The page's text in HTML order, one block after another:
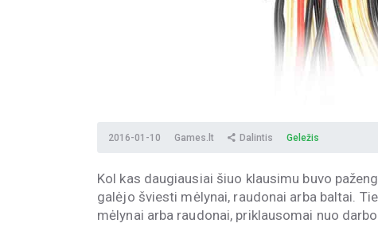
2016-01-10 Games.lt Dalintis Geležis
Kol kas daugiausiai šiuo klausimu buvo
galėjo šviesti mėlynai, raudonai arba baltai.
mėlynai arba raudonai, priklausomai nuo